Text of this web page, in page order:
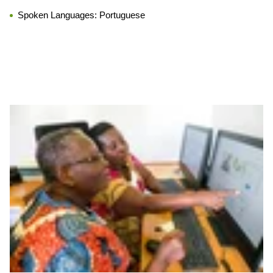
Spoken Languages: Portuguese